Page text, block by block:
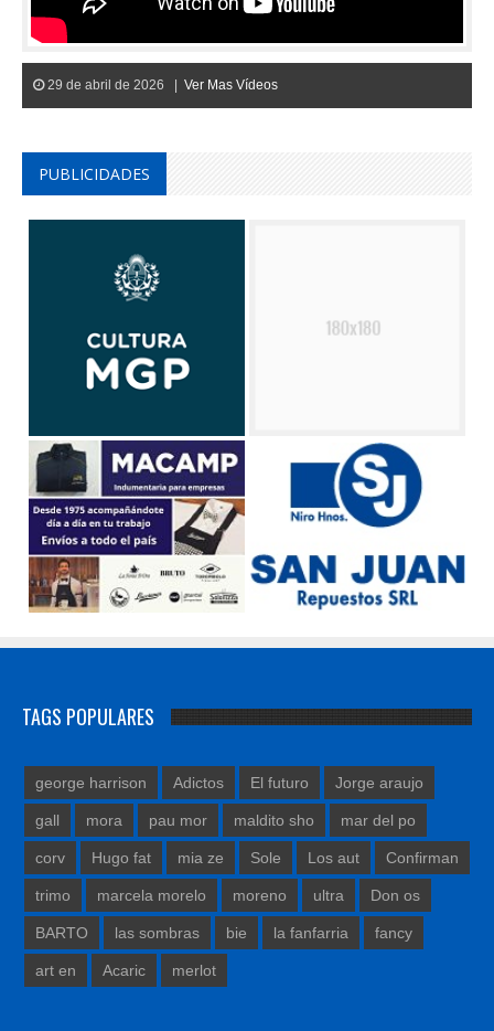
29 de abril de 2026 | Ver Mas Vídeos
PUBLICIDADES
TAGS POPULARES
george harrison Adictos El futuro Jorge araujo
gall mora pau mor maldito sho mar del po
corv Hugo fat mia ze Sole Los aut Confirman
trimo marcela morelo moreno ultra Don os
BARTO las sombras bie la fanfarria fancy
art en Acaric merlot